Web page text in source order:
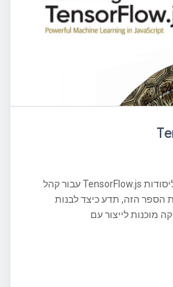
גישה מעשית מקצה לקצה ליסודות TensorFlow.js עבור קהל
הספר הזה, תדע כיצד לבנות
מוכנות לייצור עם